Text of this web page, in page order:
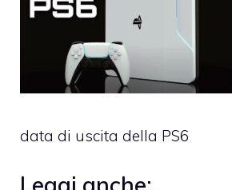
data di uscita della PS6